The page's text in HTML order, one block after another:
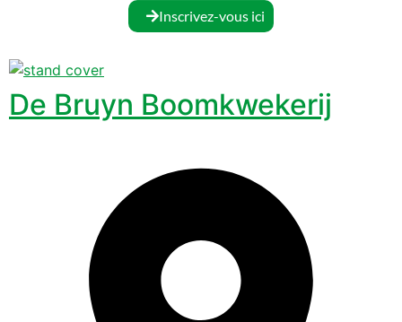
Inscrivez-vous ici
De Bruyn Boomkwekerij